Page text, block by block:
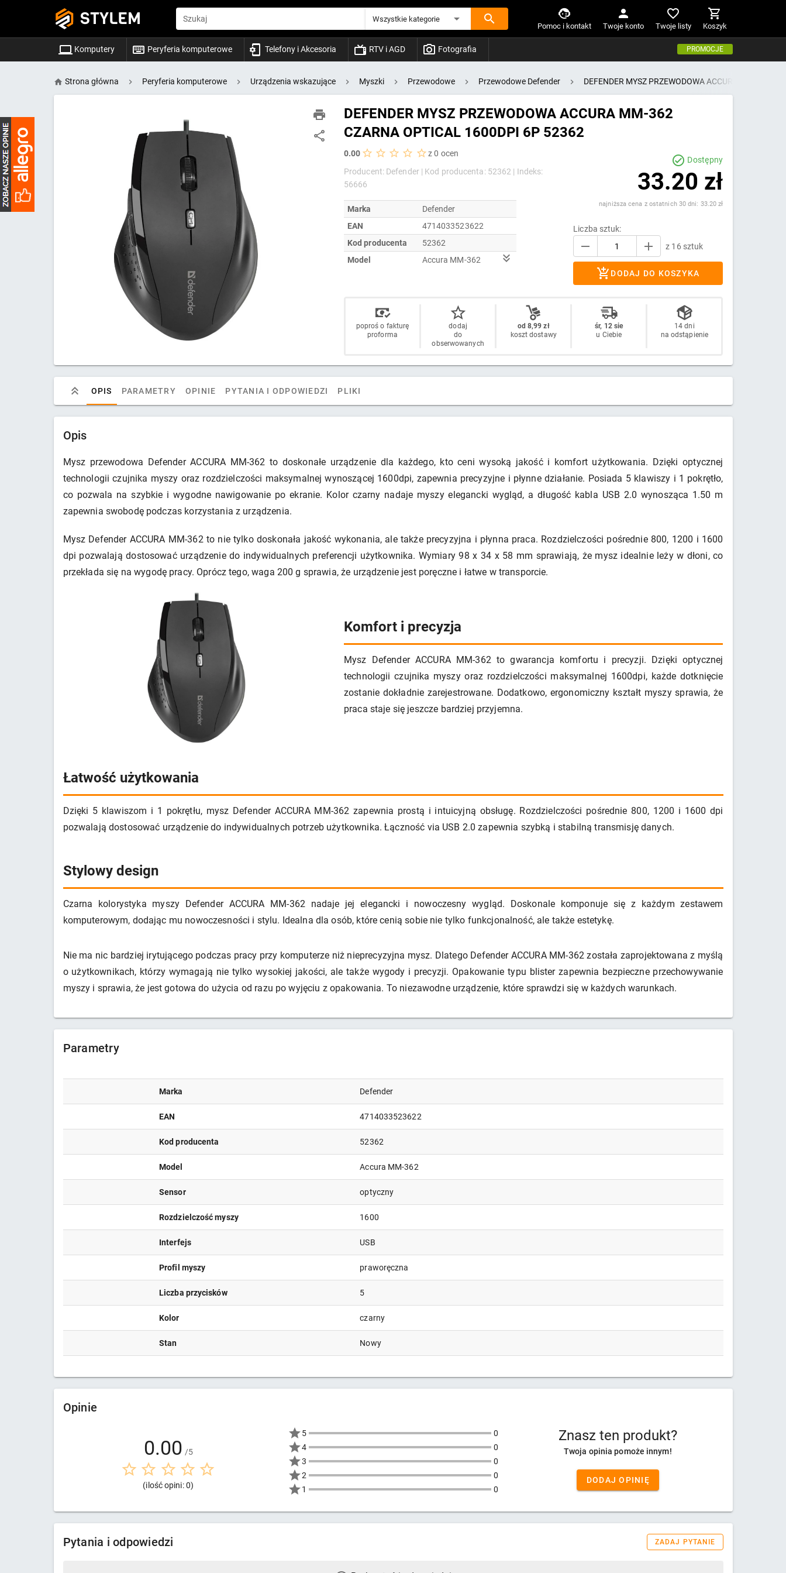
STYLEM Szukaj Wszystkie kategorie
Pomoc i kontakt Twoje konto Twoje listy Koszyk
Komputery Peryferia komputerowe Telefony i Akcesoria RTV i AGD Fotografia PROMOCJE
Strona główna Peryferia komputerowe Urządzenia wskazujące Myszki Przewodowe Przewodowe Defender DEFENDER MYSZ PRZEWODOWA ACCURA MM-362
DEFENDER MYSZ PRZEWODOWA ACCURA MM-362
CZARNA OPTICAL 1600DPI 6P 52362
0.00
z 0 ocen
Producent: Defender | Kod producenta: 52362 | Indeks:
56666
Marka
Defender
EAN
4714033523622
Kod producenta
52362
Model
Accura MM-362
Dostępny
33.20 zł
najniższa cena z ostatnich 30 dni: 33.20 zł
Liczba sztuk:
z 16 sztuk
DODAJ DO KOSZYKA
poproś o fakturę
proforma
dodaj
do
obserwowanych
od 8,99 zł
koszt dostawy
śr, 12 sie
u Ciebie
14 dni
na odstąpienie
OPIS PARAMETRY OPINIE PYTANIA I ODPOWIEDZI PLIKI
Opis
Mysz przewodowa Defender ACCURA MM-362 to doskonałe urządzenie dla każdego, kto ceni wysoką jakość i komfort użytkowania. Dzięki optycznej
technologii czujnika myszy oraz rozdzielczości maksymalnej wynoszącej 1600dpi, zapewnia precyzyjne i płynne działanie. Posiada 5 klawiszy i 1 pokrętło,
co pozwala na szybkie i wygodne nawigowanie po ekranie. Kolor czarny nadaje myszy elegancki wygląd, a długość kabla USB 2.0 wynosząca 1.50 m
zapewnia swobodę podczas korzystania z urządzenia.
Mysz Defender ACCURA MM-362 to nie tylko doskonała jakość wykonania, ale także precyzyjna i płynna praca. Rozdzielczości pośrednie 800, 1200 i 1600
dpi pozwalają dostosować urządzenie do indywidualnych preferencji użytkownika. Wymiary 98 x 34 x 58 mm sprawiają, że mysz idealnie leży w dłoni, co
przekłada się na wygodę pracy. Oprócz tego, waga 200 g sprawia, że urządzenie jest poręczne i łatwe w transporcie.
Komfort i precyzja
Mysz Defender ACCURA MM-362 to gwarancja komfortu i precyzji. Dzięki optycznej
technologii czujnika myszy oraz rozdzielczości maksymalnej 1600dpi, każde dotknięcie
zostanie dokładnie zarejestrowane. Dodatkowo, ergonomiczny kształt myszy sprawia, że
praca staje się jeszcze bardziej przyjemna.
Łatwość użytkowania
Dzięki 5 klawiszom i 1 pokrętłu, mysz Defender ACCURA MM-362 zapewnia prostą i intuicyjną obsługę. Rozdzielczości pośrednie 800, 1200 i 1600 dpi
pozwalają dostosować urządzenie do indywidualnych potrzeb użytkownika. Łączność via USB 2.0 zapewnia szybką i stabilną transmisję danych.
Stylowy design
Czarna kolorystyka myszy Defender ACCURA MM-362 nadaje jej elegancki i nowoczesny wygląd. Doskonale komponuje się z każdym zestawem
komputerowym, dodając mu nowoczesności i stylu. Idealna dla osób, które cenią sobie nie tylko funkcjonalność, ale także estetykę.
Nie ma nic bardziej irytującego podczas pracy przy komputerze niż nieprecyzyjna mysz. Dlatego Defender ACCURA MM-362 została zaprojektowana z myślą
o użytkownikach, którzy wymagają nie tylko wysokiej jakości, ale także wygody i precyzji. Opakowanie typu blister zapewnia bezpieczne przechowywanie
myszy i sprawia, że jest gotowa do użycia od razu po wyjęciu z opakowania. To niezawodne urządzenie, które sprawdzi się w każdych warunkach.
Parametry
Marka Defender
EAN 4714033523622
Kod producenta 52362
Model Accura MM-362
Sensor optyczny
Rozdzielczość myszy 1600
Interfejs USB
Profil myszy praworęczna
Liczba przycisków 5
Kolor czarny
Stan Nowy
Opinie
0.00 /5
(ilość opini: 0)
5
0
4
0
3
0
2
0
1
0
Znasz ten produkt?
Twoja opinia pomoże innym!
DODAJ OPINIĘ
Pytania i odpowiedzi ZADAJ PYTANIE